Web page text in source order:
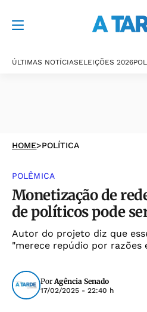
ÚLTIMAS NOTÍCIASELEIÇÕES 2026
HOME>POLÍTICA
POLÊMICA
Monetização de
de políticos pode
Autor do projeto diz que
"merece repúdio por razões
PorAgência Senado
17/02/2025 - 22:40 h